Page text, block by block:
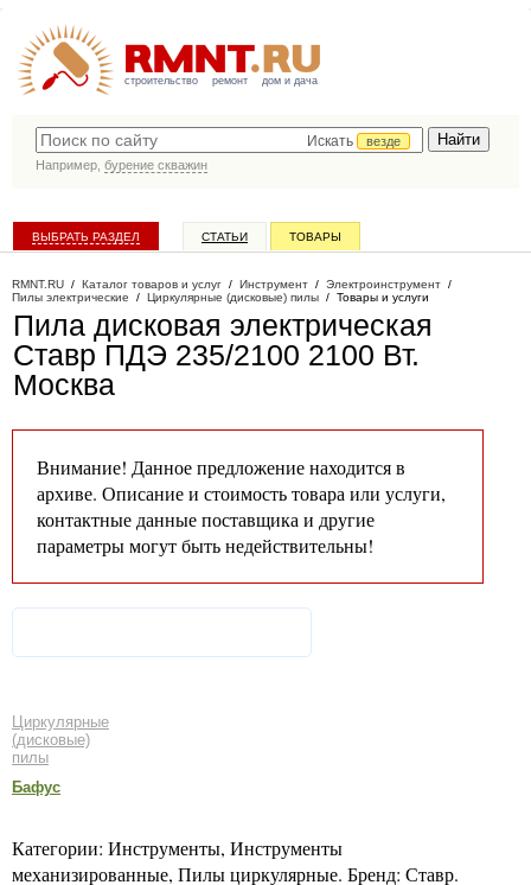
строительство ремонт дом и дача
Искать
везде
Например, бурение скважин
ВЫБРАТЬ РАЗДЕЛ СТАТЬИ ТОВАРЫ
RMNT.RU / Каталог товаров и услуг / Инструмент / Электроинструмент /
Пилы электрические / Циркулярные (дисковые) пилы / Товары и услуги
Пила дисковая электрическая
Ставр ПДЭ 235/2100 2100 Вт.
Москва
Внимание! Данное предложение находится в
архиве. Описание и стоимость товара или услуги,
контактные данные поставщика и другие
параметры могут быть недействительны!
Циркулярные
(дисковые)
пилы
Бафус
Категории: Инструменты, Инструменты
механизированные, Пилы циркулярные. Бренд: Ставр.